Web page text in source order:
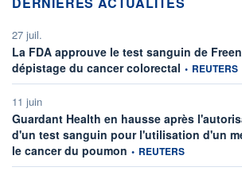
27 juil.
La FDA approuve le test sanguin de
dépistage du cancer colorectal information
• REUTERS
11 juin
Guardant Health en hausse après
d'un test sanguin pour l'utilisation d'un
le cancer du poumon information fournie par
• REUTERS